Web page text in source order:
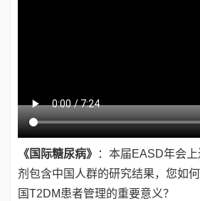
《国际糖尿病》
：本届EASD年会
剂包含中国人群的研究结果，您如
国T2DM患者管理的重要意义？